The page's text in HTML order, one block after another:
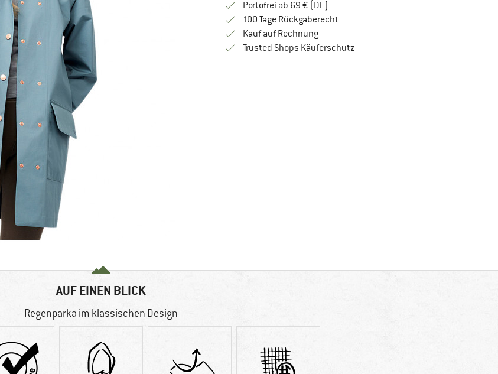
Portofrei ab 69 € (DE)
100 Tage RückgaberechtGehe hier zu den Rückgabe-Richtlinien
Kauf auf RechnungFinde die Zahlungs-Infos hier! Öffnet sich in
Trusted Shops KäuferschutzFinde alle Infos hier!
AUF EINEN BLICK
Regenparka im klassischen Design